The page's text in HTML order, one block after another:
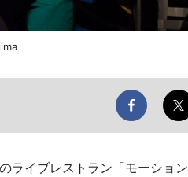
ライブレストラン「モーショ